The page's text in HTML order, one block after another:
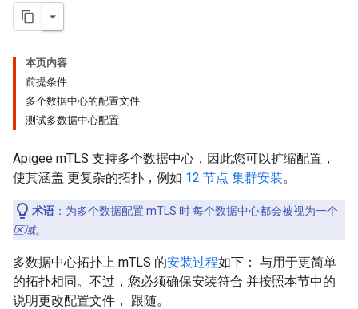
本页内容
前提条件
多个数据中心的配置文件
测试多数据中心配置
Apigee mTLS 支持多个数据中心，因此您可以扩缩配置，
使其涵盖 更复杂的拓扑，例如 12 节点 集群安装。
术语 ：为多个数据配置 mTLS 时 每个数据中心都会被视为一个
区域。
多数据中心拓扑上 mTLS 的安装过程如下： 与用于更简单
的拓扑相同。不过，您必须确保安装符合 并按照本节中的
说明更改配置文件， 跟随。